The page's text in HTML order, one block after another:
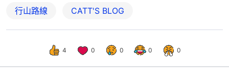
行山路線 CATT'S BLOG
4 0 0 0 0